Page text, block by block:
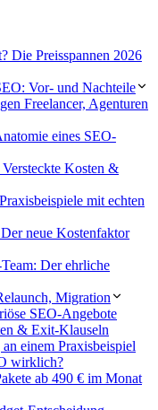
Die Preisspannen 2026
Vor- und Nachteile
Freelancer, Agenturen
eines SEO-
Kosten &
mit echten
neue Kostenfaktor
Der ehrliche
Migration
SEO-Angebote
& Exit-Klauseln
einem Praxisbeispiel
wirklich?
ab 490 € im Monat